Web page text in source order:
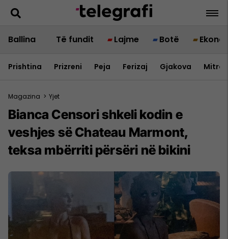
Ballina Të fundit Lajme Botë
Prishtina Prizreni Peja Ferizaj Gjakova
Magazina > Yjet
Bianca Censori shkeli kodin e
veshjes së Chateau Marmont,
teksa mbërriti përsëri në bikini